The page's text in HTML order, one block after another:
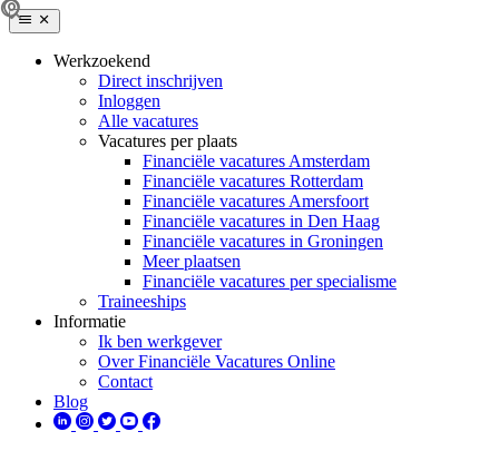
Werkzoekend
Direct inschrijven
Inloggen
Alle vacatures
Vacatures per plaats
Financiële vacatures Amsterdam
Financiële vacatures Rotterdam
Financiële vacatures Amersfoort
Financiële vacatures in Den Haag
Financiële vacatures in Groningen
Meer plaatsen
Financiële vacatures per specialisme
Traineeships
Informatie
Ik ben werkgever
Over Financiële Vacatures Online
Contact
Blog